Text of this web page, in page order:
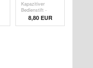
Kapazitiver
Bedienstift -
Schw8,80 EUR